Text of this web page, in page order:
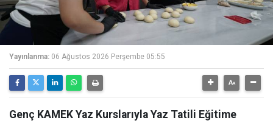
Yayınlanma: 06 Ağustos 2026 Perşembe 05:55
Genç KAMEK Yaz Kurslarıyla Yaz Tatili Eğitime